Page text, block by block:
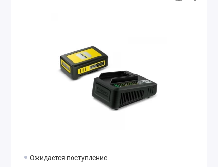
Ожидается поступление